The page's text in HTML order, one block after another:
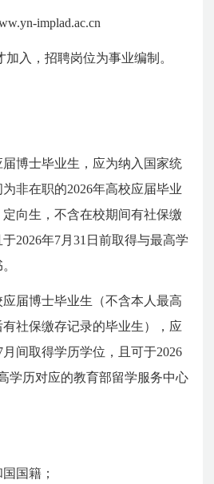
implad.ac.cn
入，招聘岗位为事业编制。
届博士毕业生，应为纳入国家统
非在职的2026年高校应届毕业
向生，不含在校期间有社保缴
2026年7月31日前取得与最高学
届博士毕业生（不含本人最高
社保缴存记录的毕业生），应
月间取得学历学位，且可于2026
学历对应的教育部留学服务中心
国籍；